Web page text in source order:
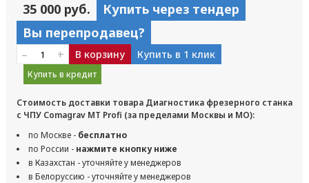
35 000 руб.
Купить через тендер
Вы перепродавец?
– + В корзину Купить в 1 клик
Купить в кредит
Стоимость доставки товара Диагностика фрезерного станка
с ЧПУ Comagrav MT Profi (за пределами Москвы и МО):
по Москве - бесплатно
по России - нажмите кнопку ниже
в Казахстан - уточняйте у менеджеров
в Белоруссию - уточняйте у менеджеров